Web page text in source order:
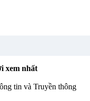
xem nhất
tin và Truyền thông